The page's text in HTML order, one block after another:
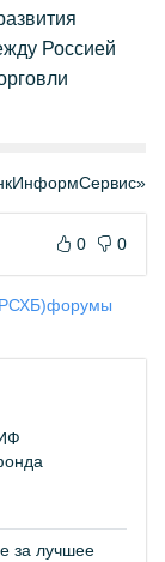
Россией
0 0
форумы
за лучшее